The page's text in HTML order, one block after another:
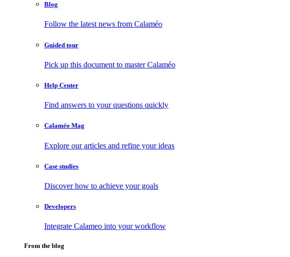
Blog
Follow the latest news from Calaméo
Guided tour
Pick up this document to master Calaméo
Help Center
Find answers to your questions quickly
Calaméo Mag
Explore our articles and refine your ideas
Case studies
Discover how to achieve your goals
Developers
Integrate Calameo into your workflow
From the blog